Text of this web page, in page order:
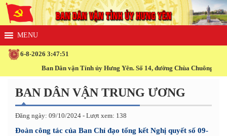
6-8-2026 3:47:52
Ban Dân vận Tỉnh ủy Hưng Yên. Số 14, đường Chùa Chuông, phường
BAN DÂN VẬN TRUNG ƯƠNG
Đăng ngày: 09/10/2024 - Lượt xem: 138
Đoàn công tác của Ban Chỉ đạo tổng kết Nghị quyết số 09-